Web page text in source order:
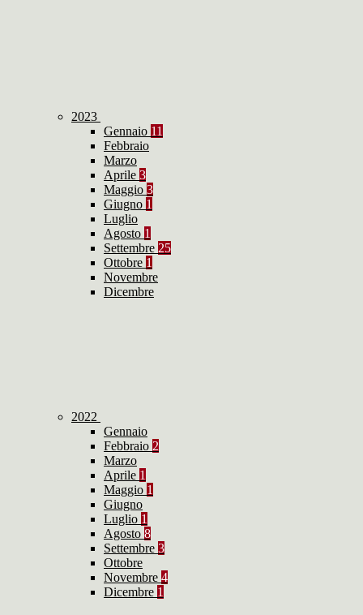
2023
Gennaio 11
Febbraio
Marzo
Aprile 3
Maggio 3
Giugno 1
Luglio
Agosto 1
Settembre 25
Ottobre 1
Novembre
Dicembre
2022
Gennaio
Febbraio 2
Marzo
Aprile 1
Maggio 1
Giugno
Luglio 1
Agosto 8
Settembre 3
Ottobre
Novembre 4
Dicembre 1